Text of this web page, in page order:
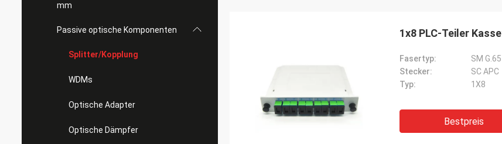
mm
Passive optische Komponenten
Splitter/Kopplung
WDMs
Optische Adapter
Optische Dämpfer
1x8 PLC-Teiler
Fasertyp:
SM
Stecker:
SC APC
Typ:
1X8
Bestpreis